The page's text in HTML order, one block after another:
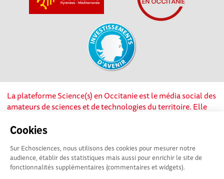
Cookies
Sur Echosciences, nous utilisons des cookies pour mesurer notre
audience, établir des statistiques mais aussi pour enrichir le site de
fonctionnalités supplémentaires (commentaires et widgets).
La plateforme Science(s) en Occitanie est le média social des
amateurs de sciences et de technologies du territoire. Elle
soutien de nombreux acteurs locaux. Ce projet est cofinancé
l’Union européenne via les fonds européen de
développement régional. Science(s) en Occitanie est une
plateforme Echosciences by Amcsti.